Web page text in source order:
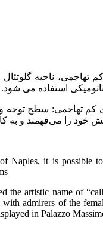
ناحیه گلوتئال
استفاده می شود.
تهاجمی: سطح توجه
خود را می‌فهمند و به
Naples, it is possible
the artistic name of
admirers of the
in Palazzo